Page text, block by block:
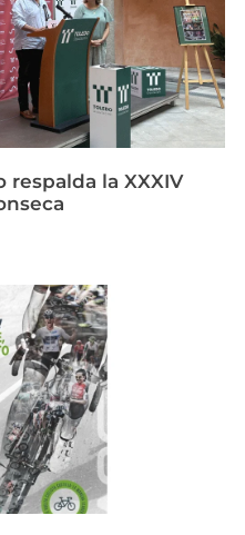
respalda la XXXIV